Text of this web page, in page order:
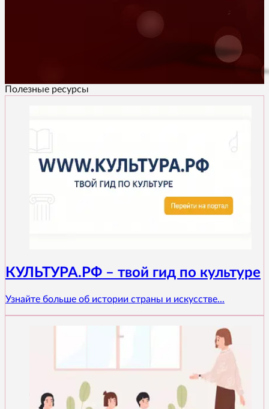
Полезные ресурсы
КУЛЬТУРА.РФ – твой гид по культуре
Узнайте больше об истории страны и искусстве...